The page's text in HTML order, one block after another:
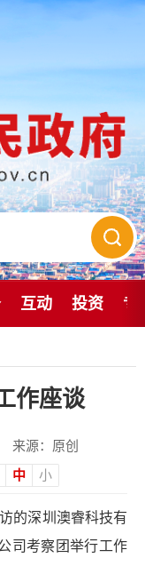
互动 投资 专
作座谈
来源：原创
中 小
深圳澳睿科技有
司考察团举行工作